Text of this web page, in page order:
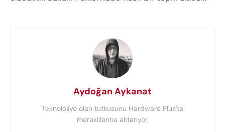
Aydoğan Aykanat
Teknolojiye olan tutkusunu Hardware Plus'ta
meraklılarına aktarıyor.